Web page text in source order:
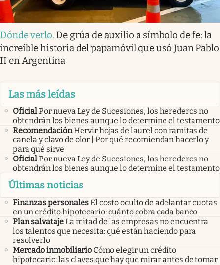
Dónde verlo. De grúa de auxilio a símbolo de fe: la
increíble historia del papamóvil que usó Juan Pablo
II en Argentina
Las más leídas
OficialPor nueva Ley de Sucesiones, los herederos no
obtendrán los bienes aunque lo determine el testamento
RecomendaciónHervir hojas de laurel con ramitas de
canela y clavo de olor | Por qué recomiendan hacerlo y
para qué sirve
OficialPor nueva Ley de Sucesiones, los herederos no
obtendrán los bienes aunque lo determine el testamento
Últimas noticias
Finanzas personalesEl costo oculto de adelantar cuotas
en un crédito hipotecario: cuánto cobra cada banco
Plan salvatajeLa mitad de las empresas no encuentra
los talentos que necesita: qué están haciendo para
resolverlo
Mercado inmobiliario Cómo elegir un crédito
hipotecario: las claves que hay que mirar antes de tomar